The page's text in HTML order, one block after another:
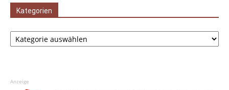
Kategorien
Kategorien
Anzeige